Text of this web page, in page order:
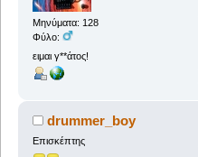
Μηνύματα: 128
Φύλο:
ειμαι γ**άτος!
drummer_boy
Επισκέπτης